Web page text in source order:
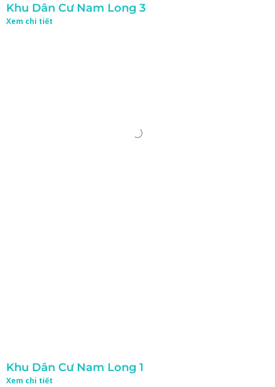
Khu Dân Cư Nam Long 3
Xem chi tiết
Khu Dân Cư Nam Long 1
Xem chi tiết